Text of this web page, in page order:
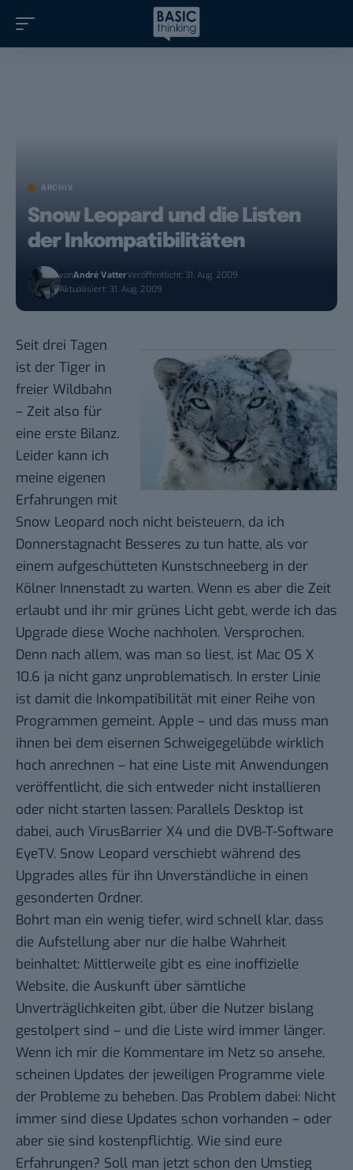
ARCHIV
Snow Leopard und die Listen
der Inkompatibilitäten
vonAndré VatterVeröffentlicht: 31. Aug. 2009
Aktualisiert: 31. Aug. 2009
Seit drei Tagen
ist der Tiger in
freier Wildbahn
– Zeit also für
eine erste Bilanz.
Leider kann ich
meine eigenen
Erfahrungen mit
Snow Leopard noch nicht beisteuern, da ich
Donnerstagnacht Besseres zu tun hatte, als vor
einem aufgeschütteten Kunstschneeberg in der
Kölner Innenstadt zu warten. Wenn es aber die Zeit
erlaubt und ihr mir grünes Licht gebt, werde ich das
Upgrade diese Woche nachholen. Versprochen.
Denn nach allem, was man so liest, ist Mac OS X
10.6 ja nicht ganz unproblematisch. In erster Linie
ist damit die Inkompatibilität mit einer Reihe von
Programmen gemeint. Apple – und das muss man
ihnen bei dem eisernen Schweigegelübde wirklich
hoch anrechnen – hat eine Liste mit Anwendungen
veröffentlicht, die sich entweder nicht installieren
oder nicht starten lassen: Parallels Desktop ist
dabei, auch VirusBarrier X4 und die DVB-T-Software
EyeTV. Snow Leopard verschiebt während des
Upgrades alles für ihn Unverständliche in einen
gesonderten Ordner.
Bohrt man ein wenig tiefer, wird schnell klar, dass
die Aufstellung aber nur die halbe Wahrheit
beinhaltet: Mittlerweile gibt es eine inoffizielle
Website, die Auskunft über sämtliche
Unverträglichkeiten gibt, über die Nutzer bislang
gestolpert sind – und die Liste wird immer länger.
Wenn ich mir die Kommentare im Netz so ansehe,
scheinen Updates der jeweiligen Programme viele
der Probleme zu beheben. Das Problem dabei: Nicht
immer sind diese Updates schon vorhanden – oder
aber sie sind kostenpflichtig. Wie sind eure
Erfahrungen? Soll man jetzt schon den Umstieg